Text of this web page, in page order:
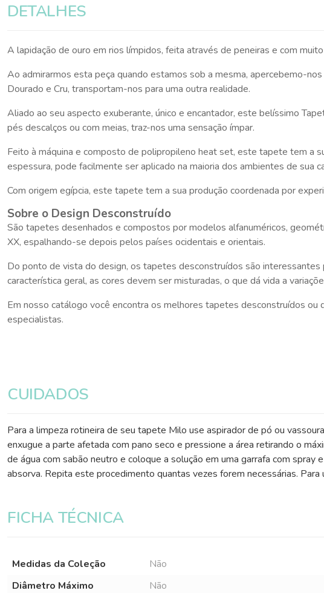
DETALHES
A lapidação de ouro em rios límpidos, feita através de peneiras e com
Ao admirarmos esta peça quando estamos sob a mesma, apercebemo-
Dourado e Cru, transportam-nos para uma outra realidade.
Aliado ao seu aspecto exuberante, único e encantador, este belíssimo
pés descalços ou com meias, traz-nos uma sensação ímpar.
Feito à máquina e composto de polipropileno heat set, este tapete tem a
espessura, pode facilmente ser aplicado na maioria dos ambientes de sua
Com origem egípcia, este tapete tem a sua produção coordenada por
Sobre o Design Desconstruído
São tapetes desenhados e compostos por modelos alfanuméricos,
XX, espalhando-se depois pelos países ocidentais e orientais.
Do ponto de vista do design, os tapetes desconstruídos são
característica geral, as cores devem ser misturadas, o que dá vida a
Em nosso catálogo você encontra os melhores tapetes desconstruídos
especialistas.
CUIDADOS
Para a limpeza rotineira de seu tapete Milo use aspirador de pó ou
enxugue a parte afetada com pano seco e pressione a área retirando o
de água com sabão neutro e coloque a solução em uma garrafa com
absorva. Repita este procedimento quantas vezes forem necessárias.
FICHA TÉCNICA
Medidas da Coleção
Não
Diâmetro Máximo
Não